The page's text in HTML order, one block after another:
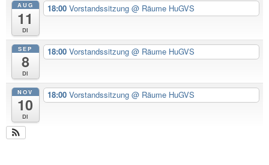
AUG
11
Di
18:00 Vorstandssitzung @ Räume HuGVS
SEP
8
Di
18:00 Vorstandssitzung @ Räume HuGVS
NOV
10
Di
18:00 Vorstandssitzung @ Räume HuGVS